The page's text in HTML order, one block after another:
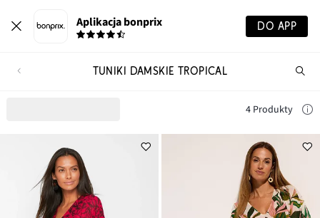
Aplikacja bonprix DO APP
TUNIKI DAMSKIE TROPICAL
4 Produkty